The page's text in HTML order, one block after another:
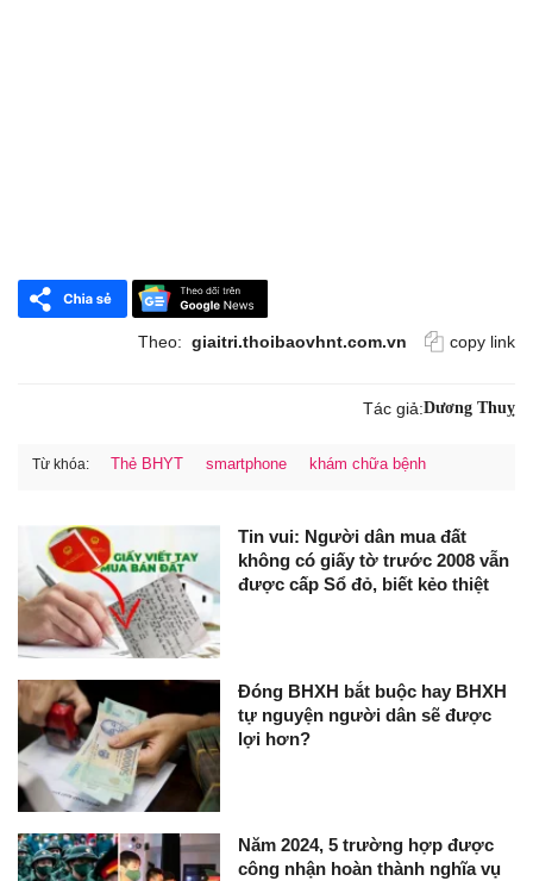
Theo: giaitri.thoibaovhnt.com.vn copy link
Tác giả:Dương Thuỵ
Từ khóa: Thẻ BHYT smartphone khám chữa bệnh
Tin vui: Người dân mua đất
không có giấy tờ trước 2008 vẫn
được cấp Sổ đỏ, biết kẻo thiệt
Đóng BHXH bắt buộc hay BHXH
tự nguyện người dân sẽ được
lợi hơn?
Năm 2024, 5 trường hợp được
công nhận hoàn thành nghĩa vụ